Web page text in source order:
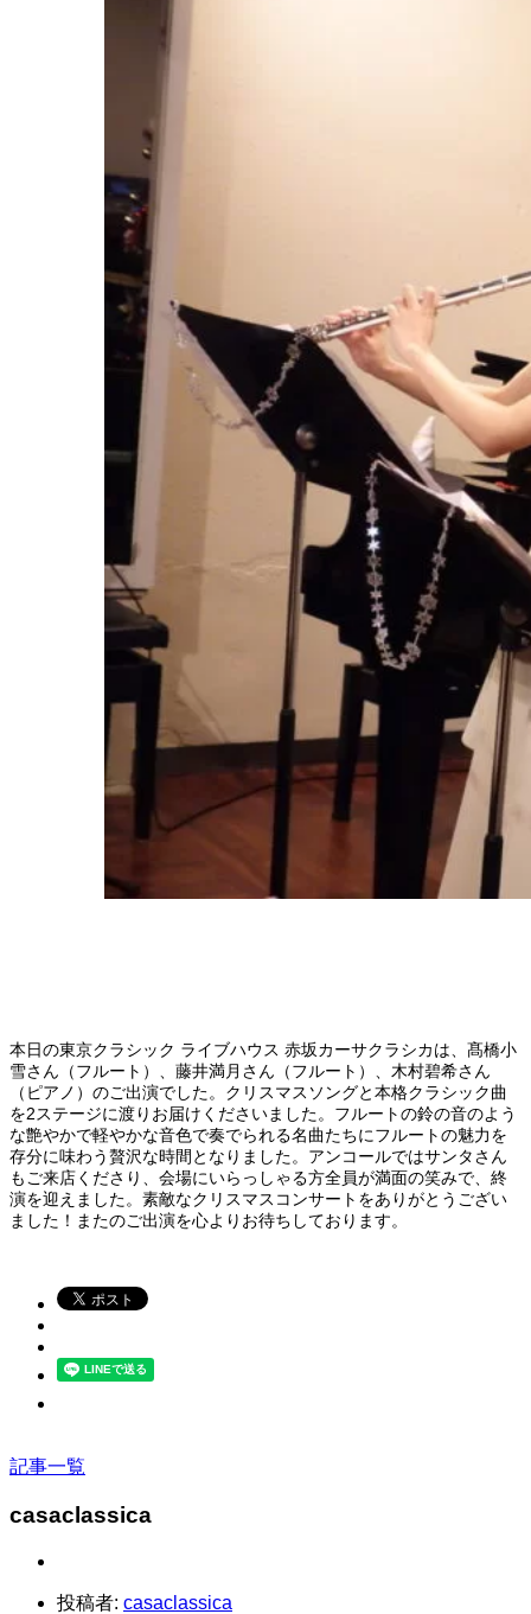
本日の東京クラシック ライブハウス 赤坂カーサクラシカは、髙橋小
雪さん（フルート）、藤井満月さん（フルート）、木村碧希さん
（ピアノ）のご出演でした。クリスマスソングと本格クラシック曲
を2ステージに渡りお届けくださいました。フルートの鈴の音のよう
な艶やかで軽やかな音色で奏でられる名曲たちにフルートの魅力を
存分に味わう贅沢な時間となりました。アンコールではサンタさん
もご来店くださり、会場にいらっしゃる方全員が満面の笑みで、終
演を迎えました。素敵なクリスマスコンサートをありがとうござい
ました！またのご出演を心よりお待ちしております。
記事一覧
casaclassica
投稿者: casaclassica